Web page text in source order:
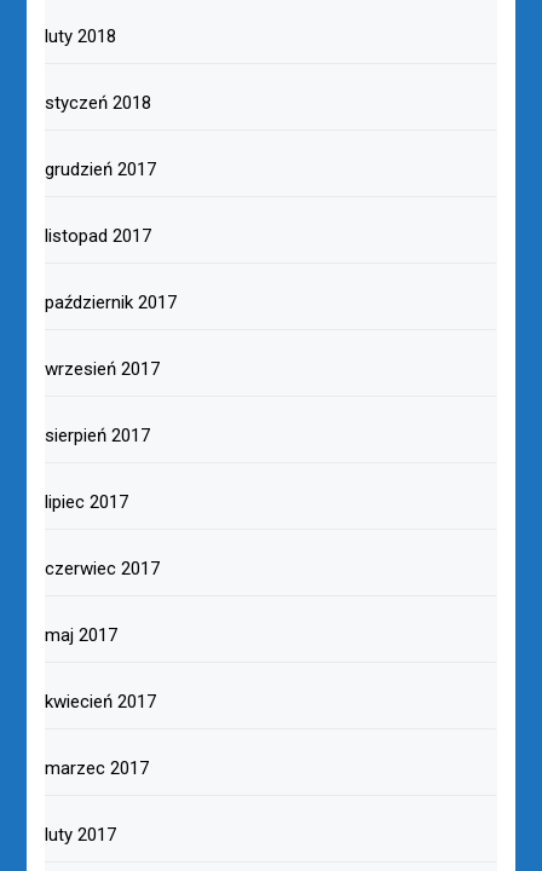
luty 2018
styczeń 2018
grudzień 2017
listopad 2017
październik 2017
wrzesień 2017
sierpień 2017
lipiec 2017
czerwiec 2017
maj 2017
kwiecień 2017
marzec 2017
luty 2017